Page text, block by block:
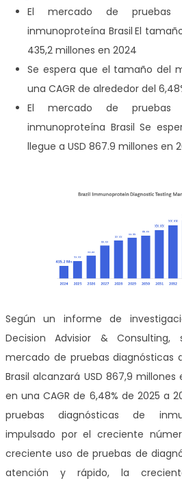
El mercado de pruebas
inmunoproteína Brasil El
435,2 millones en 2024
Se espera que el tamaño del
una CAGR de alrededor del
El mercado de pruebas
inmunoproteína Brasil Se
llegue a USD 867.9 millones en
Según un informe de
Decision Advisior &
mercado de pruebas diagnósticas
Brasil alcanzará USD 867,9
en una CAGR de 6,48% de 2025 a
pruebas diagnósticas de
impulsado por el creciente
creciente uso de pruebas de
atención y rápido, la